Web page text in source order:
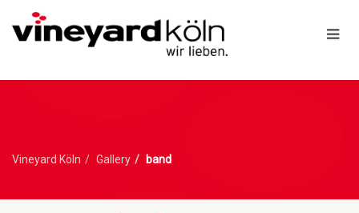
Vineyard Köln Gallery band